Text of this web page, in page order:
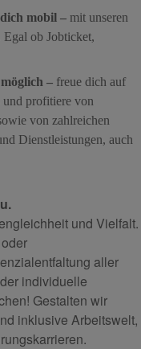
mobil – mit unseren
Egal ob Jobticket,
– freue dich auf
und profitiere von
von zahlreichen
Dienstleistungen, auch
und Vielfalt.
aller
individuelle
Gestalten wir
inklusive Arbeitswelt,